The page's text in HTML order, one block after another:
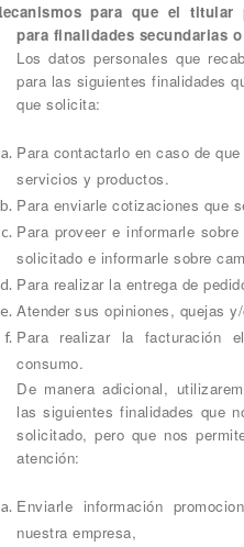
para que el titular
para finalidades secundarias
Los datos personales que
para las siguientes finalidades
que solicita:
Para contactarlo en caso de
servicios y productos.
Para enviarle cotizaciones que
Para proveer e informarle
solicitado e informarle sobre
Para realizar la entrega de
Atender sus opiniones, quejas
Para realizar la facturación
consumo.
De manera adicional,
las siguientes finalidades que
solicitado, pero que nos
atención:
Enviarle información
nuestra empresa,